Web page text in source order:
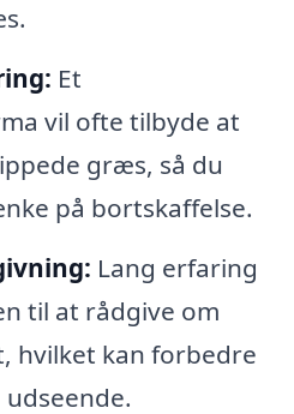
Et
vil ofte tilbyde at
græs, så du
på bortskaffelse.
Lang erfaring
til at rådgive om
hvilket kan forbedre